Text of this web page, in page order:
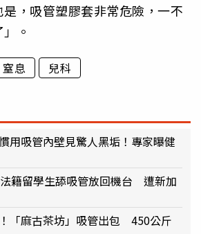
，吸管塑膠套非常危險，一不
。
窒息 兒科
吸管內壁見驚人黑垢！專家曝健
籍留學生舔吸管放回機台 遭新加
「麻古茶坊」吸管出包 450公斤